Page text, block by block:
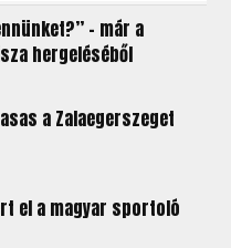
– már a
hergeléséből
a Zalaegerszeget
el a magyar sportoló